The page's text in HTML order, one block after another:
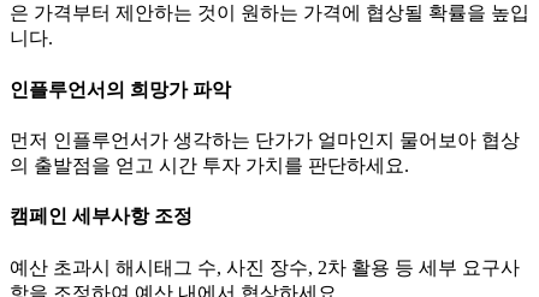
은 가격부터 제안하는 것이 원하는 가격에 협상될 확률을 높입
니다.
인플루언서의 희망가 파악
먼저 인플루언서가 생각하는 단가가 얼마인지 물어보아 협상
의 출발점을 얻고 시간 투자 가치를 판단하세요.
캠페인 세부사항 조정
예산 초과시 해시태그 수, 사진 장수, 2차 활용 등 세부 요구사
항을 조정하여 예산 내에서 협상하세요.